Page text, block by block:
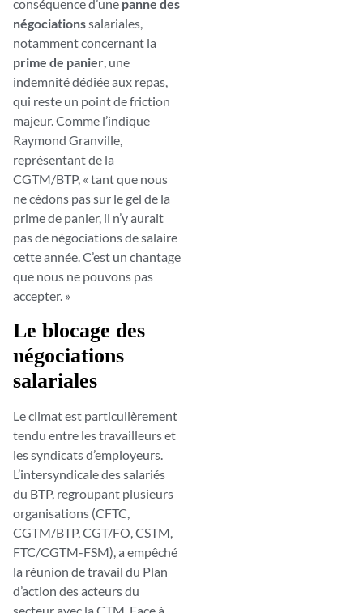
conséquence d’une panne des
négociationssalariales,
notamment concernant la
prime de panier, une
indemnité dédiée aux repas,
qui reste un point de friction
majeur. Comme l’indique
Raymond Granville,
représentant de la
CGTM/BTP, « tant que nous
ne cédons pas sur le gel de la
prime de panier, il n’y aurait
pas de négociations de salaire
cette année. C’est un chantage
que nous ne pouvons pas
accepter. »
Le blocage des
négociations
salariales
Le climat est particulièrement
tendu entre les travailleurs et
les syndicats d’employeurs.
L’intersyndicale des salariés
du BTP, regroupant plusieurs
organisations (CFTC,
CGTM/BTP, CGT/FO, CSTM,
FTC/CGTM-FSM), a empêché
la réunion de travail du Plan
d’action des acteurs du